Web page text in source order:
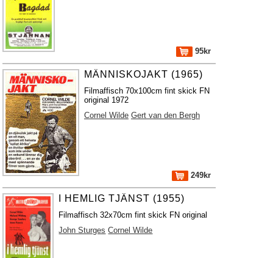
95kr
MÄNNISKOJAKT (1965)
Filmaffisch 70x100cm fint skick FN
original 1972
Cornel Wilde Gert van den Bergh
249kr
I HEMLIG TJÄNST (1955)
Filmaffisch 32x70cm fint skick FN original
John Sturges Cornel Wilde